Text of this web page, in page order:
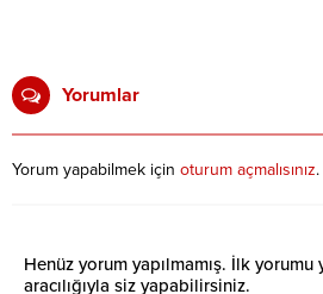
Yorumlar
Yorum yapabilmek için oturum açmalısınız.
Henüz yorum yapılmamış. İlk yorumu
aracılığıyla siz yapabilirsiniz.